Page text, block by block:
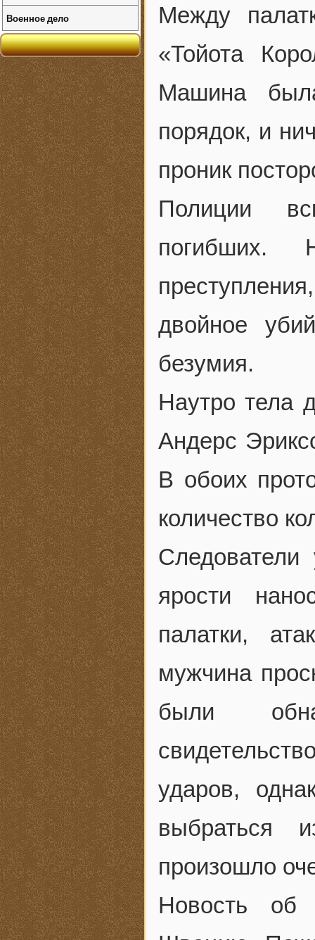
Между
«Тойота
Машина
порядок, и
проник
Полиции
погибших.
двойное
безумия.
Наутро тела
Андерс
В обоих
количество
Следователи
ярости
палатки,
мужчина
были
ударов,
выбраться
произошло
Новость об
Военное дело